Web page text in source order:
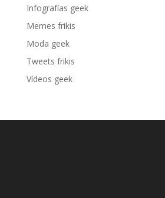
Infografías geek
Memes frikis
Moda geek
Tweets frikis
Vídeos geek